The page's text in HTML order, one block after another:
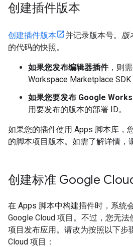
创建插件版本
创建插件版本 并记录版本号。 版
的代码的快照。
如果您发布编辑器插件，则
Workspace Marketplace SDK
如果您要发布 Google
用要发布的版本的部署 ID。
如果您的插件使用 Apps 脚本库，
的脚本项目版本。如需了解详情，
创建标准 Google
在 Apps 脚本中构建插件时，系统
Google Cloud 项目。不过，您无法
项目发布应用。请改为按照以下步
Cloud 项目：